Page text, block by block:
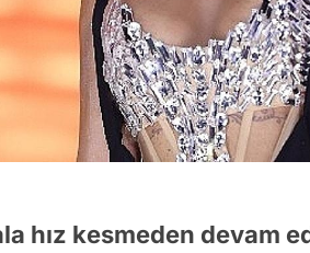
hız kesmeden devam